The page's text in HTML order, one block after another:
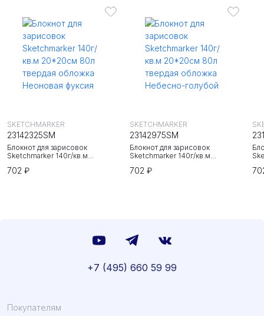
702 ₽
Блокнот для зарисовок
Sketchmarker 140г/кв.м
Неоновая фуксия
SKETCHMARKER
23142325SM
702 ₽
Блокнот для зарисовок
Sketchmarker 140г/кв.м
Небесно-голубой
SKETCHMARKER
23142975SM
Покупателям
+7 (495) 660 59 99